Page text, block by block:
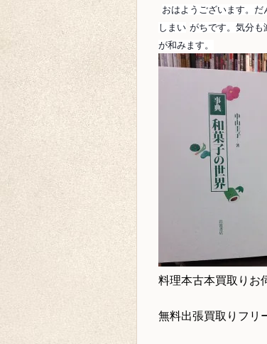
おはようございます。だ
しまい がちです。気分も
が和みます。
料理本古本買取り お
無料出張買取りフ